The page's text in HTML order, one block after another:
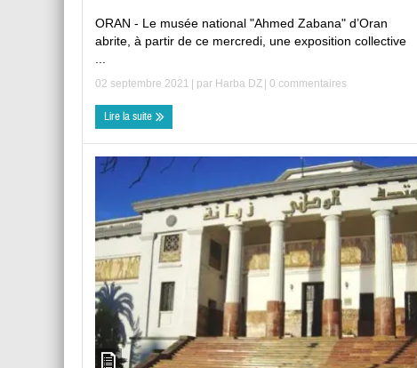
ORAN - Le musée national "Ahmed Zabana" d’Oran
abrite, à partir de ce mercredi, une exposition collective
02 septembre 2021 | par Harba DZ | 0 commentaires
Lire la suite